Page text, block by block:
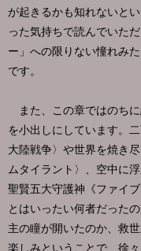
が起きるかも知れないと
った気持ちで読んでいた
ー」への限りない憧れみ
です。
また、この章ではのち
を小出しにしています。
大陸戦争〉や世界を焼き
ムタイラント〉、空中に
聖賢五大守護神《ファイ
とはいったい何者だった
主の瞳が開いたのか、救
楽しみということで、徐